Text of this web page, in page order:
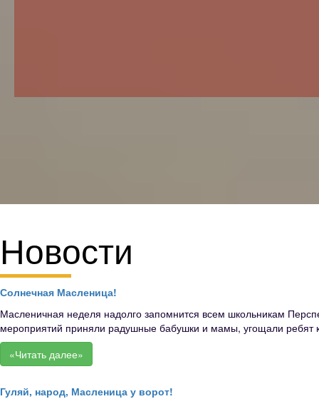
Новости
Солнечная Масленица!
Масленичная неделя надолго запомнится всем школьникам
мероприятий приняли радушные бабушки и мамы, угощали
«Читать далее»
Гуляй, народ, Масленица у ворот!